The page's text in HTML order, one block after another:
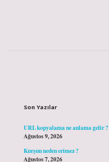
Son Yazılar
URL kopyalama ne anlama gelir ?
Ağustos 9, 2026
Kurşun neden erimez ?
Ağustos 7, 2026